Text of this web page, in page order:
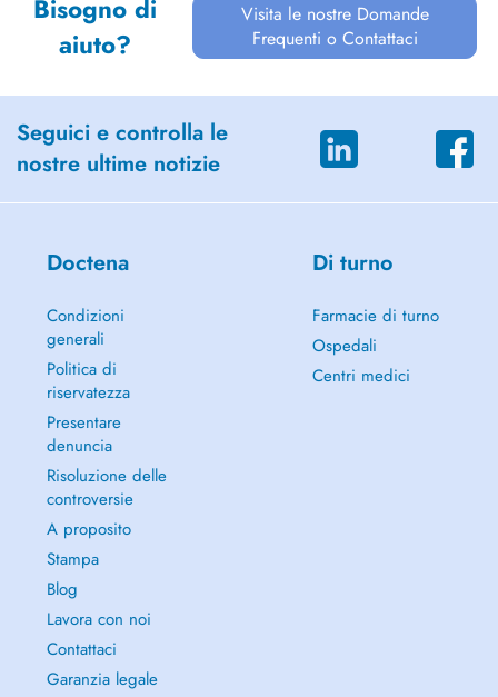
Bisogno di
aiuto?
Visita le nostre Domande
Frequenti o Contattaci
Seguici e controlla le
nostre ultime notizie
Doctena
Condizioni
generali
Politica di
riservatezza
Presentare
denuncia
Risoluzione delle
controversie
A proposito
Stampa
Blog
Lavora con noi
Contattaci
Garanzia legale
Di turno
Farmacie di turno
Ospedali
Centri medici